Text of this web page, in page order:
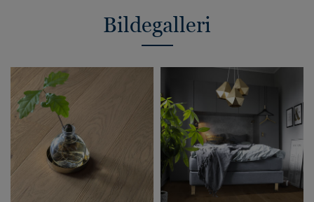
Bildegalleri